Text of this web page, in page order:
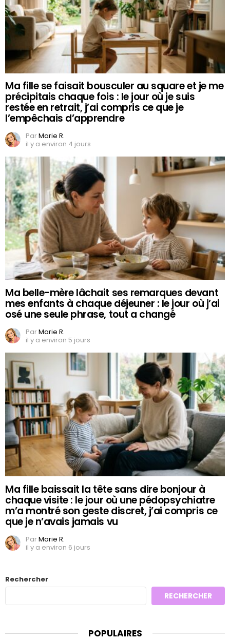
Ma fille se faisait bousculer au square et je me
précipitais chaque fois : le jour où je suis
restée en retrait, j’ai compris ce que je
l’empêchais d’apprendre
ParMarie R.
il y a environ 4 jours
Ma belle-mère lâchait ses remarques devant
mes enfants à chaque déjeuner : le jour où j’ai
osé une seule phrase, tout a changé
ParMarie R.
il y a environ 5 jours
Ma fille baissait la tête sans dire bonjour à
chaque visite : le jour où une pédopsychiatre
m’a montré son geste discret, j’ai compris ce
que je n’avais jamais vu
ParMarie R.
il y a environ 6 jours
Rechercher
RECHERCHER
POPULAIRES